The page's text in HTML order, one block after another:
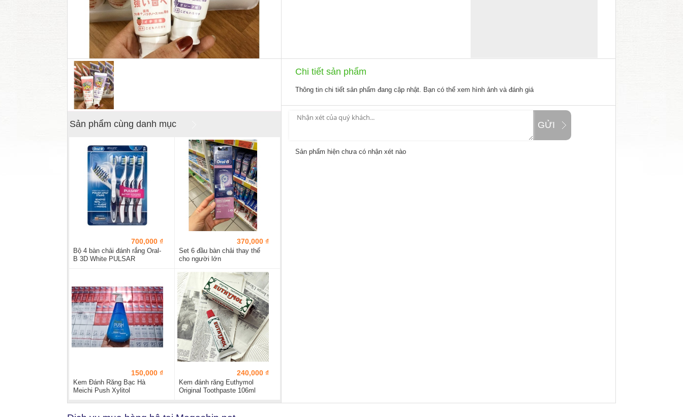
Sản phẩm cùng danh mục
700,000 ₫
Bộ 4 bàn chải đánh rắng Oral-
B 3D White PULSAR
370,000 ₫
Set 6 đầu bàn chải thay thế
cho người lớn
150,000 ₫
Kem Đánh Răng Bạc Hà
Meichi Push Xylitol
240,000 ₫
Kem đánh răng Euthymol
Original Toothpaste 106ml
Chi tiết sản phẩm
Thông tin chi tiết sản phẩm đang cập nhật. Bạn có thể xem hình ảnh và đánh giá
GỬI
Sản phẩm hiện chưa có nhận xét nào